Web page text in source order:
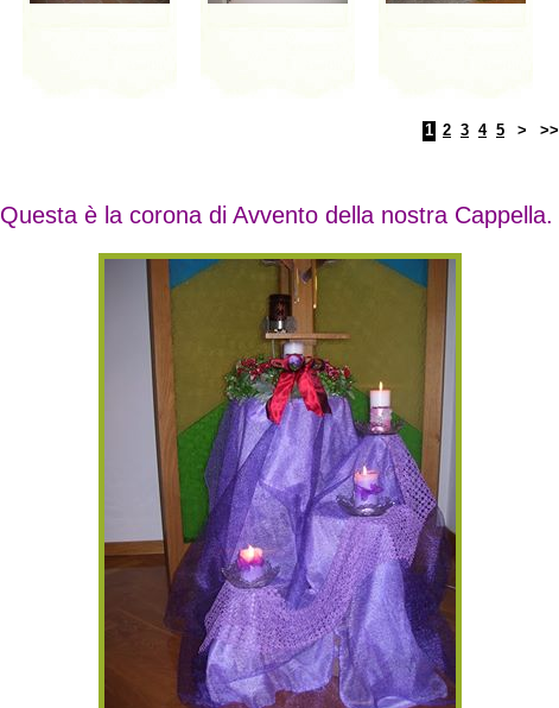
1 2 3 4 5 > >>
Questa è la corona di Avvento della nostra Cappella.